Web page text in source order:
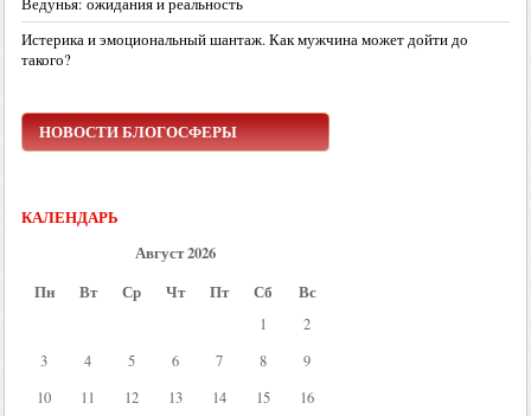
Ведунья: ожидания и реальность
Истерика и эмоциональный шантаж. Как мужчина может дойти до
такого?
НОВОСТИ БЛОГОСФЕРЫ
КАЛЕНДАРЬ
Август 2026
Пн
Вт Ср Чт Пт Сб Вс
1
2
3
4 5 6 7 8
9
10
11 12 13 14 15
16